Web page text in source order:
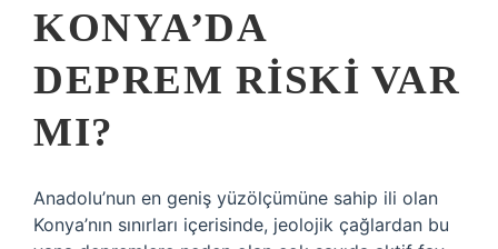
KONYA’DA
DEPREM RISKI VAR
MI?
Anadolu’nun en geniş yüzölçümüne sahip ili olan
Konya’nın sınırları içerisinde, jeolojik çağlardan bu